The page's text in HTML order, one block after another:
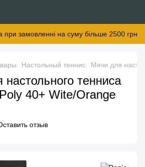
при замовленні на суму більше 2500 грн
Настольный теннис Мячи для
тенниса
40+ Wite/Orange
отзыв